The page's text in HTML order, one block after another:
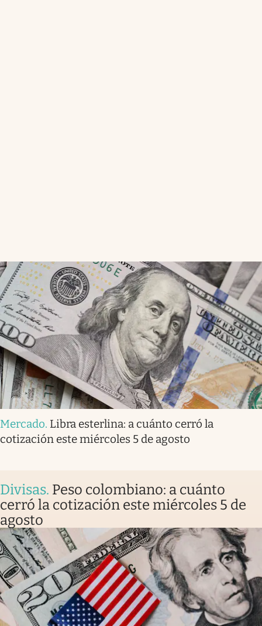
Mercado. Libra esterlina: a cuánto cerró la
cotización este miércoles 5 de agosto
Divisas. Peso colombiano: a cuánto
cerró la cotización este miércoles 5 de
agosto